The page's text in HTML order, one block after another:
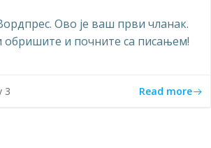
Ово је ваш први чланак.
обришите и почните са писањем!
3 Read more